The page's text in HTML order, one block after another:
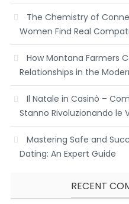
The Chemistry of
Women Find Real
How Montana Farmers
Relationships in the
Il Natale in Casinò –
Stanno Rivoluzionando le
Mastering Safe and
Dating: An Expert Guide
RECENT